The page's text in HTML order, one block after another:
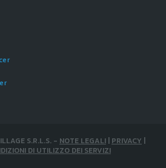
S.R.L.S. - NOTE LEGALI | PRIVACY |
DI UTILIZZO DEI SERVIZI